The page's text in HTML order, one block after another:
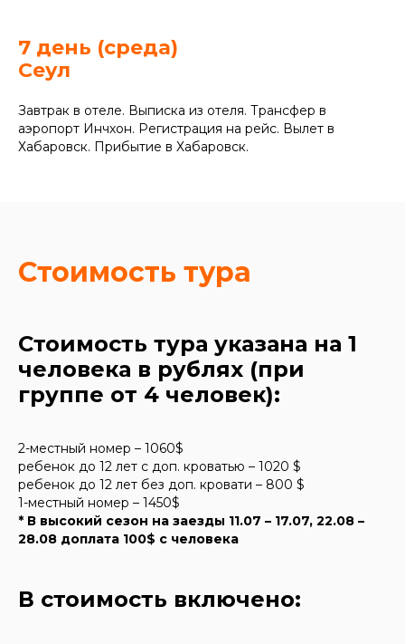
7 день (среда)
Сеул
Завтрак в отеле. Выписка из отеля. Трансфер в
аэропорт Инчхон. Регистрация на рейс. Вылет в
Хабаровск. Прибытие в Хабаровск.
Стоимость тура
Стоимость тура указана на 1
человека в рублях (при
группе от 4 человек):
2-местный номер – 1060$
ребенок до 12 лет с доп. кроватью – 1020 $
ребенок до 12 лет без доп. кровати – 800 $
1-местный номер – 1450$
* В высокий сезон на заезды 11.07 – 17.07, 22.08 –
28.08 доплата 100$ c человека
В стоимость включено: